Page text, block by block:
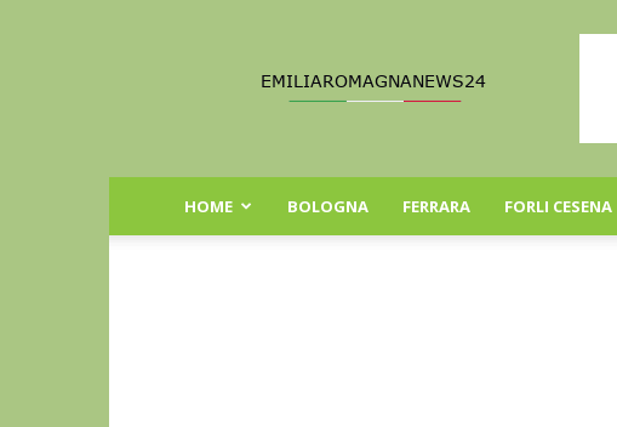
Romagna
HOME BOLOGNA FERRARA FORLI CESENA